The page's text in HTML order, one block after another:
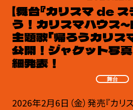
舞台
【舞台『カリスマ de ス
う！カリスマハウス
主題歌「帰ろうカリス
公開！ジャケット写
細発表！
2026年2月6日（金）発売『カリ